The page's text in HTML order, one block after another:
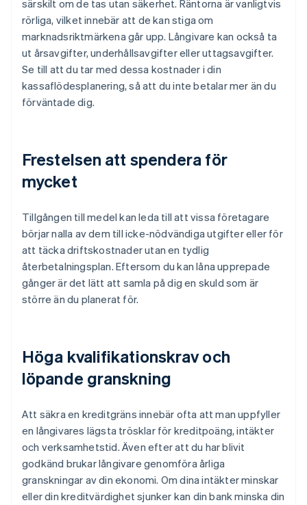
särskilt om de tas utan säkerhet. Räntorna är vanligtvis
rörliga, vilket innebär att de kan stiga om
marknadsriktmärkena går upp. Långivare kan också ta
ut årsavgifter, underhållsavgifter eller uttagsavgifter.
Se till att du tar med dessa kostnader i din
kassaflödesplanering, så att du inte betalar mer än du
förväntade dig.
Frestelsen att spendera för
mycket
Tillgången till medel kan leda till att vissa företagare
börjar nalla av dem till icke-nödvändiga utgifter eller för
att täcka driftskostnader utan en tydlig
återbetalningsplan. Eftersom du kan låna upprepade
gånger är det lätt att samla på dig en skuld som är
större än du planerat för.
Höga kvalifikationskrav och
löpande granskning
Att säkra en kreditgräns innebär ofta att man uppfyller
en långivares lägsta trösklar för kreditpoäng, intäkter
och verksamhetstid. Även efter att du har blivit
godkänd brukar långivare genomföra årliga
granskningar av din ekonomi. Om dina intäkter minskar
eller din kreditvärdighet sjunker kan din bank minska din